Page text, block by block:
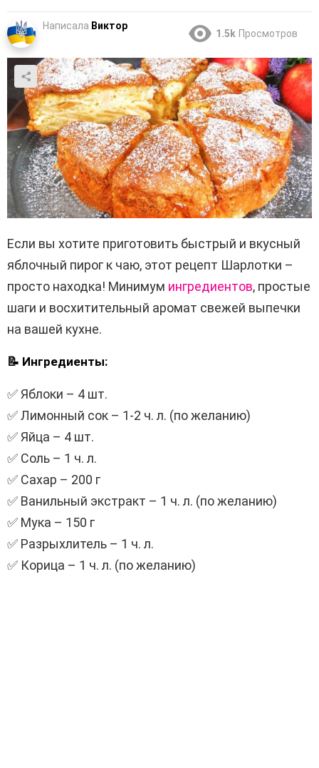
Написала Виктор
1.5k Просмотров
Если вы хотите приготовить быстрый и вкусный
яблочный пирог к чаю, этот рецепт Шарлотки –
просто находка! Минимум ингредиентов, простые
шаги и восхитительный аромат свежей выпечки
на вашей кухне.
📝 Ингредиенты:
✅ Яблоки – 4 шт.
✅ Лимонный сок – 1-2 ч. л. (по желанию)
✅ Яйца – 4 шт.
✅ Соль – 1 ч. л.
✅ Сахар – 200 г
✅ Ванильный экстракт – 1 ч. л. (по желанию)
✅ Мука – 150 г
✅ Разрыхлитель – 1 ч. л.
✅ Корица – 1 ч. л. (по желанию)